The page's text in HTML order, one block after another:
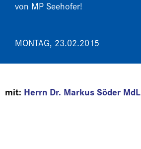
von MP Seehofer!
MONTAG, 23.02.2015
mit: Herrn Dr. Markus Söder MdL